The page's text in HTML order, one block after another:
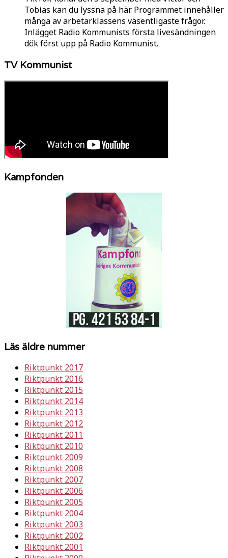
Tobias kan du lyssna på här. Programmet innehåller
många av arbetarklassens väsentligaste frågor.
Inlägget Radio Kommunists första livesändningen
dök först upp på Radio Kommunist.
TV Kommunist
Kampfonden
Läs äldre nummer
Riktpunkt 2017
Riktpunkt 2016
Riktpunkt 2015
Riktpunkt 2014
Riktpunkt 2013
Riktpunkt 2012
Riktpunkt 2011
Riktpunkt 2010
Riktpunkt 2009
Riktpunkt 2008
Riktpunkt 2007
Riktpunkt 2006
Riktpunkt 2005
Riktpunkt 2004
Riktpunkt 2003
Riktpunkt 2002
Riktpunkt 2001